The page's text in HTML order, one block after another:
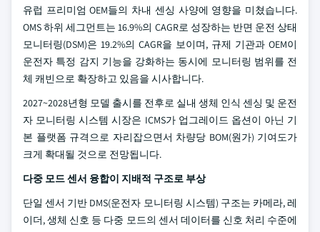
유럽 프리미엄 OEM들의 차내 센싱 사양에 영향을 미쳤습니다.
OMS 하위 세그먼트는 16.9%의 CAGR로 성장하는 반면 운전 상태
모니터링(DSM)은 19.2%의 CAGR을 보이며, 규제 기관과 OEM이
운전자 특정 감지 기능을 강화하는 동시에 모니터링 범위를 전
체 캐빈으로 확장하고 있음을 시사합니다.
2027~2028년형 모델 출시를 전후로 실내 생체 인식 센싱 및 운전
자 모니터링 시스템 시장은 ICMS가 업그레이드 옵션이 아닌 기
본 플랫폼 규격으로 자리잡으면서 차량당 BOM(원가) 기여도가
크게 확대될 것으로 전망됩니다.
다중 모드 센서 융합이 지배적 구조로 부상
단일 센서 기반 DMS(운전자 모니터링 시스템) 구조는 카메라, 레
이더, 생체 신호 등 다중 모드의 센서 데이터를 신호 처리 수준에